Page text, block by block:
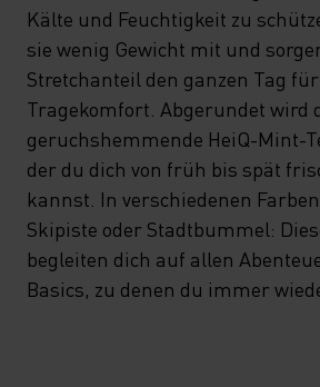
Kälte und Feuchtigkeit zu
sie wenig Gewicht mit und
Stretchanteil den ganzen Tag
Tragekomfort. Abgerundet wird
geruchshemmende HeiQ-Mint-
der du dich von früh bis spät
kannst. In verschiedenen
Skipiste oder Stadtbummel:
begleiten dich auf allen
Basics, zu denen du immer